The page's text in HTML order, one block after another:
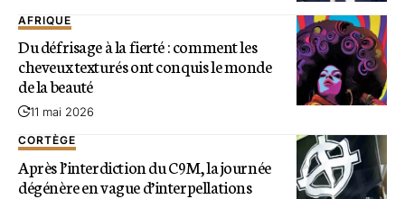
AFRIQUE
Du défrisage à la fierté : comment les
cheveux texturés ont conquis le monde
de la beauté
11 mai 2026
CORTÈGE
Après l’interdiction du C9M, la journée
dégénère en vague d’interpellations